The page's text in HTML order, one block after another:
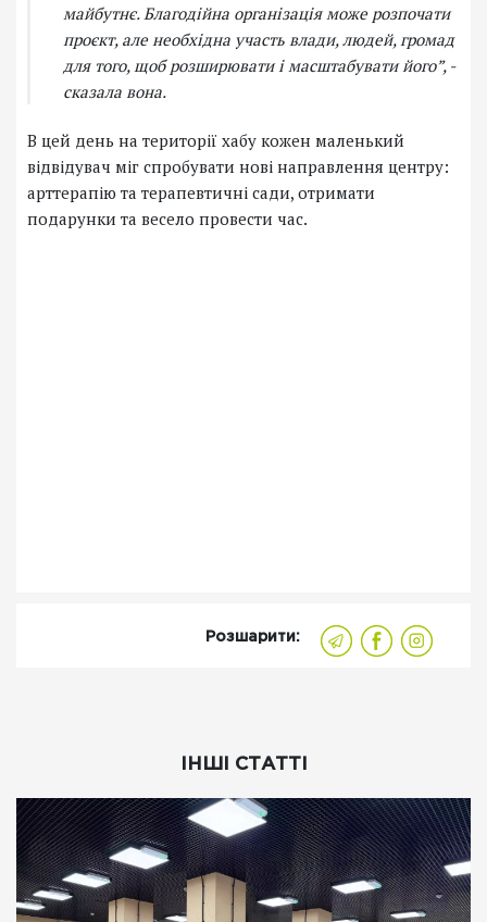
майбутнє. Благодійна організація може розпочати
проєкт, але необхідна участь влади, людей, громад
для того, щоб розширювати і масштабувати його”, -
сказала вона.
В цей день на території хабу кожен маленький
відвідувач міг спробувати нові направлення центру:
арттерапію та терапевтичні сади, отримати
подарунки та весело провести час.
Розшарити:
ІНШІ СТАТТІ